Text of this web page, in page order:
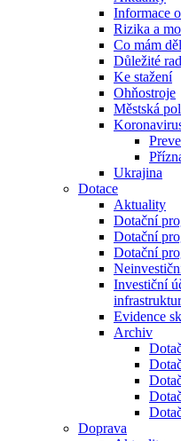
Informace
Rizika a
Co mám
Důležité
Ke stažení
Ohňostroje
Městská
Ukrajina
Dotace
Aktuality
Dotační
Dotační
Dotační
Investiční
Evidence
Archiv
Doprava